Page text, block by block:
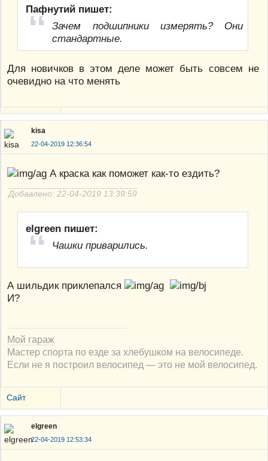
Пафнутий пишет:
Зачем подшипники измерять? Они
стандартные.
Для новичков в этом деле может быть совсем не
очевидно на что менять
kisa
22-04-2019 12:36:54
А краска как поможет как-то ездить?
Добавлено: 22-04-2019 13:39:59
elgreen пишет:
Чашки приварились.
А шильдик приклепался
И?
Мой гараж
Мастер спорта по езде за хлебушком на велосипеде.
Если не я построил велосипед — это не мой велосипед.
Сайт
elgreen
22-04-2019 12:53:34